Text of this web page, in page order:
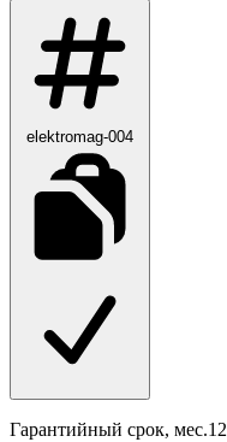
elektromag-004
Гарантийный срок, мес.12